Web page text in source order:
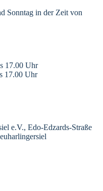
Sonntag in der Zeit von
17.00 Uhr
17.00 Uhr
e.V., Edo-Edzards-Straße